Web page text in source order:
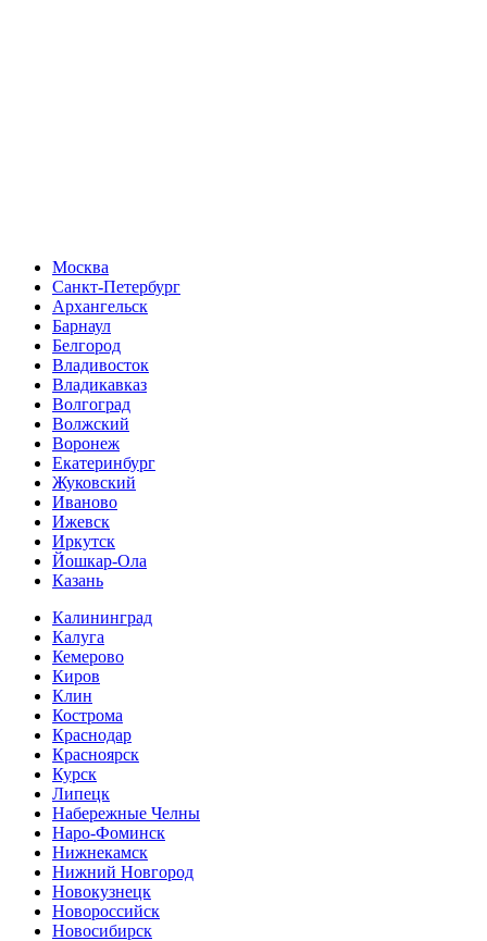
Москва
Санкт-Петербург
Архангельск
Барнаул
Белгород
Владивосток
Владикавказ
Волгоград
Волжский
Воронеж
Екатеринбург
Жуковский
Иваново
Ижевск
Иркутск
Йошкар-Ола
Казань
Калининград
Калуга
Кемерово
Киров
Клин
Кострома
Краснодар
Красноярск
Курск
Липецк
Набережные Челны
Наро-Фоминск
Нижнекамск
Нижний Новгород
Новокузнецк
Новороссийск
Новосибирск